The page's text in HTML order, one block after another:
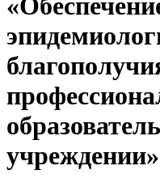
учреждении»